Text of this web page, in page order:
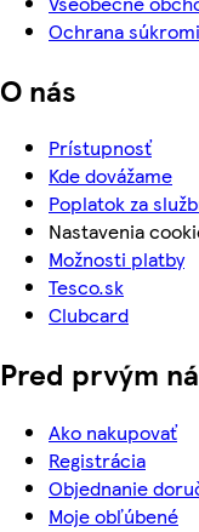
Ochrana
O nás
Prístupnosť
Kde dovážame
Poplatok za
Nastavenia
Možnosti platby
Tesco.sk
Clubcard
Pred prvým
Ako nakupovať
Registrácia
Objednanie
Moje obľúbené